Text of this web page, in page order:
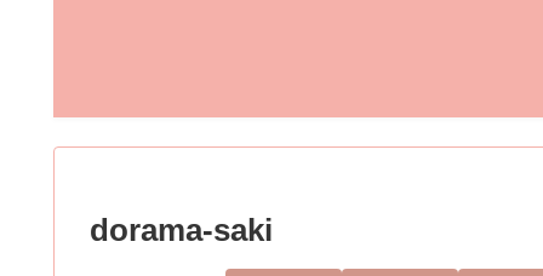
dorama-saki